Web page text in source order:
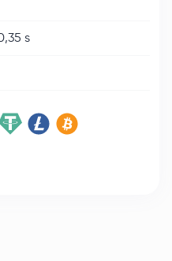
s